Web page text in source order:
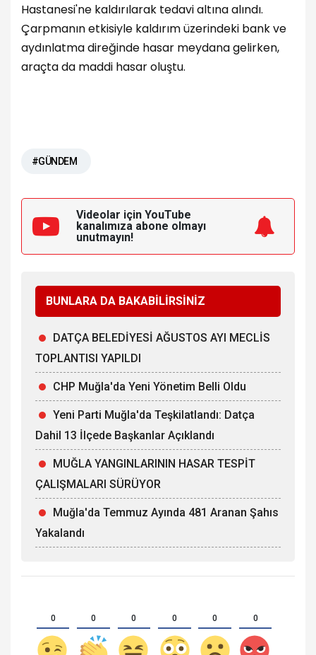
Hastanesi'ne kaldırılarak tedavi altına alındı.
Çarpmanın etkisiyle kaldırım üzerindeki bank ve
aydınlatma direğinde hasar meydana gelirken,
araçta da maddi hasar oluştu.
#GÜNDEM
Videolar için YouTube
kanalımıza abone olmayı
unutmayın!
BUNLARA DA BAKABİLİRSİNİZ
DATÇA BELEDİYESİ AĞUSTOS AYI MECLİS
TOPLANTISI YAPILDI
CHP Muğla'da Yeni Yönetim Belli Oldu
Yeni Parti Muğla'da Teşkilatlandı: Datça
Dahil 13 İlçede Başkanlar Açıklandı
MUĞLA YANGINLARININ HASAR TESPİT
ÇALIŞMALARI SÜRÜYOR
Muğla'da Temmuz Ayında 481 Aranan Şahıs
Yakalandı
0 0 0 0 0 0